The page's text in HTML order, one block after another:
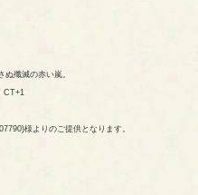
殲滅の赤い嵐。
CT+1
様よりのご提供となります。